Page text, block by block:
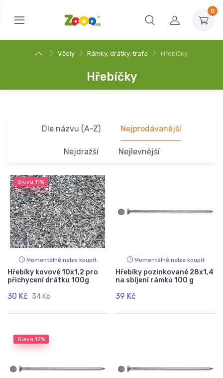
0
Včely Rámky, drátky, trafa Hřebíčky
Hřebíčky
Dle názvu (A-Z) Nejprodávanější
Nejdražší Nejlevnější
Sleva 11%
Momentálně nelze koupit
Hřebíky kovové 10x1,2 pro
přichycení drátku 100g
30 Kč 34 Kč
Momentálně nelze koupit
Hřebíky pozinkované 28x1,4
na sbíjení rámků 100 g
39 Kč
Sleva 12%